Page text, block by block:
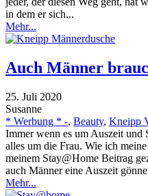
in dem er sich...
Mehr...
Auch Männer
25. Juli 2020
Susanne
* Werbung * -, Beauty, Kneipp
Immer wenn es um Auszeit und
alles um die Frau. Wie ich
meinem Stay@Home Beitrag
auch Männer eine Auszeit
Mehr...